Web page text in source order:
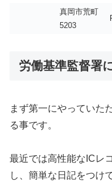
真岡市荒町
5203
労働基準監督署
まず第一にやっていた
る事です。
最近では高性能なICレ
し、簡単な日記をつけ